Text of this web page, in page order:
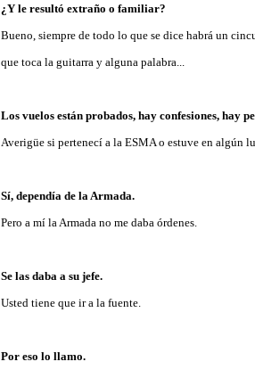
¿Y le resultó extraño o familiar?
Bueno, siempre de todo lo que se dice habrá un
que toca la guitarra y alguna palabra...
Los vuelos están probados, hay confesiones, hay
Averigüe si pertenecí a la ESMA o estuve en algún
Sí, dependía de la Armada.
Pero a mí la Armada no me daba órdenes.
Se las daba a su jefe.
Usted tiene que ir a la fuente.
Por eso lo llamo.